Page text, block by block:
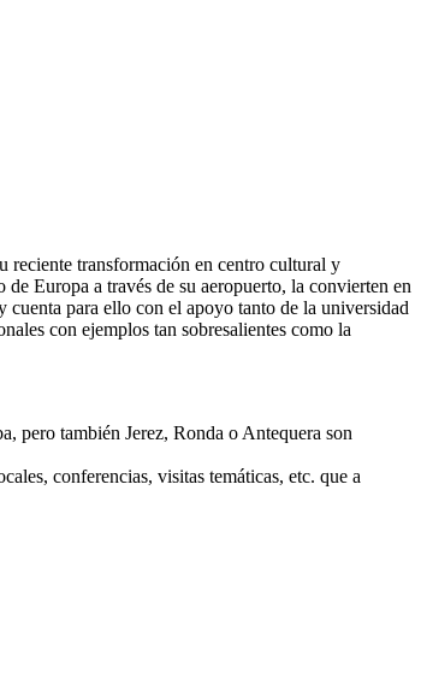
reciente transformación en centro cultural y
Europa a través de su aeropuerto, la convierten en
para ello con el apoyo tanto de la universidad
con ejemplos tan sobresalientes como la
pero también Jerez, Ronda o Antequera son
conferencias, visitas temáticas, etc. que a